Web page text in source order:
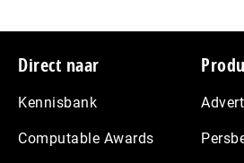
Footer
Direct naar
Kennisbank
Computable Awards